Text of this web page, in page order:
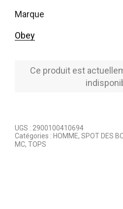
marque
Obey
Ce produit est
UGS : 2900100410694
Catégories : HOMME, SPOT DES
MC, TOPS